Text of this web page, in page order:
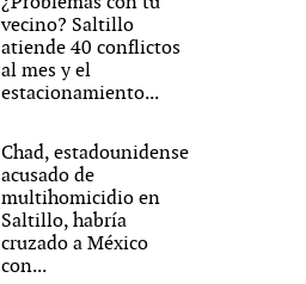
vecino? Saltillo
atiende 40 conflictos
al mes y el
estacionamiento...
Chad, estadounidense
acusado de
multihomicidio en
Saltillo, habría
cruzado a México
con...